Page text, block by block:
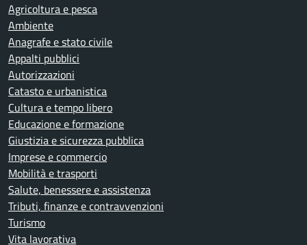
Agricoltura e pesca
Ambiente
Anagrafe e stato civile
Appalti pubblici
Autorizzazioni
Catasto e urbanistica
Cultura e tempo libero
Educazione e formazione
Giustizia e sicurezza pubblica
Imprese e commercio
Mobilità e trasporti
Salute, benessere e assistenza
Tributi, finanze e contravvenzioni
Turismo
Vita lavorativa